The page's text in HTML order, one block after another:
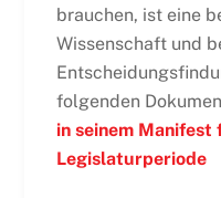
brauchen, ist eine
Wissenschaft und
folgenden
in seinem Manifest
Legislaturperiode